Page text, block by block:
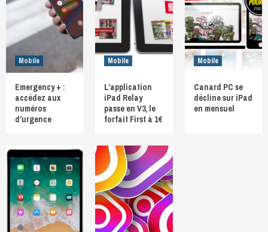
Mobile
Emergency + :
accédez aux
numéros
d’urgence
Mobile
L’application
iPad Relay
passe en V3, le
forfait First à 1€
Mobile
Canard PC se
décline sur iPad
en mensuel